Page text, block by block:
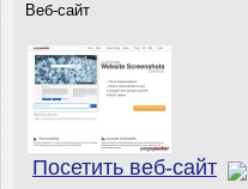
Веб-сайт
Посетить веб-сайт